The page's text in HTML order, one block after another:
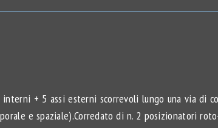
+ 5 assi esterni scorrevoli lungo una via di
e spaziale).Corredato di n. 2 posizionatori